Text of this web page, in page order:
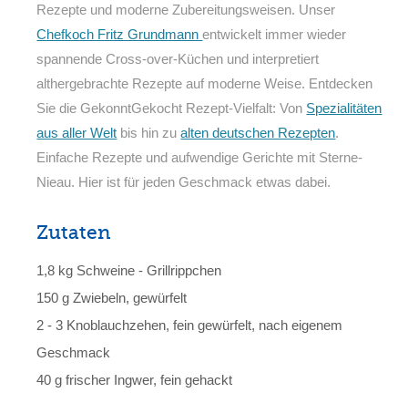
Rezepte und moderne Zubereitungsweisen. Unser
Chefkoch Fritz Grundmannentwickelt immer wieder
spannende Cross-over-Küchen und interpretiert
althergebrachte Rezepte auf moderne Weise. Entdecken
Sie die GekonntGekocht Rezept-Vielfalt: Von Spezialitäten
aus aller Welt bis hin zualten deutschen Rezepten.
Einfache Rezepte und aufwendige Gerichte mit Sterne-
Nieau. Hier ist für jeden Geschmack etwas dabei.
Zutaten
1,8 kg Schweine - Grillrippchen
150 g Zwiebeln, gewürfelt
2 - 3 Knoblauchzehen, fein gewürfelt, nach eigenem
Geschmack
40 g frischer Ingwer, fein gehackt